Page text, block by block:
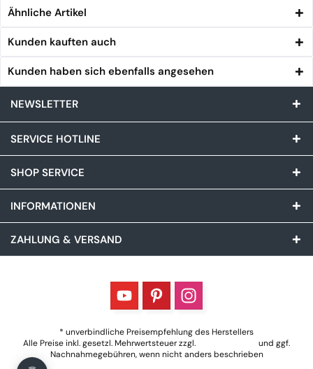
Ähnliche Artikel
Kunden kauften auch
Kunden haben sich ebenfalls angesehen
NEWSLETTER
SERVICE HOTLINE
SHOP SERVICE
INFORMATIONEN
ZAHLUNG & VERSAND
* unverbindliche Preisempfehlung des Herstellers
Alle Preise inkl. gesetzl. Mehrwertsteuer zzgl.
und ggf.
Nachnahmegebühren, wenn nicht anders beschrieben